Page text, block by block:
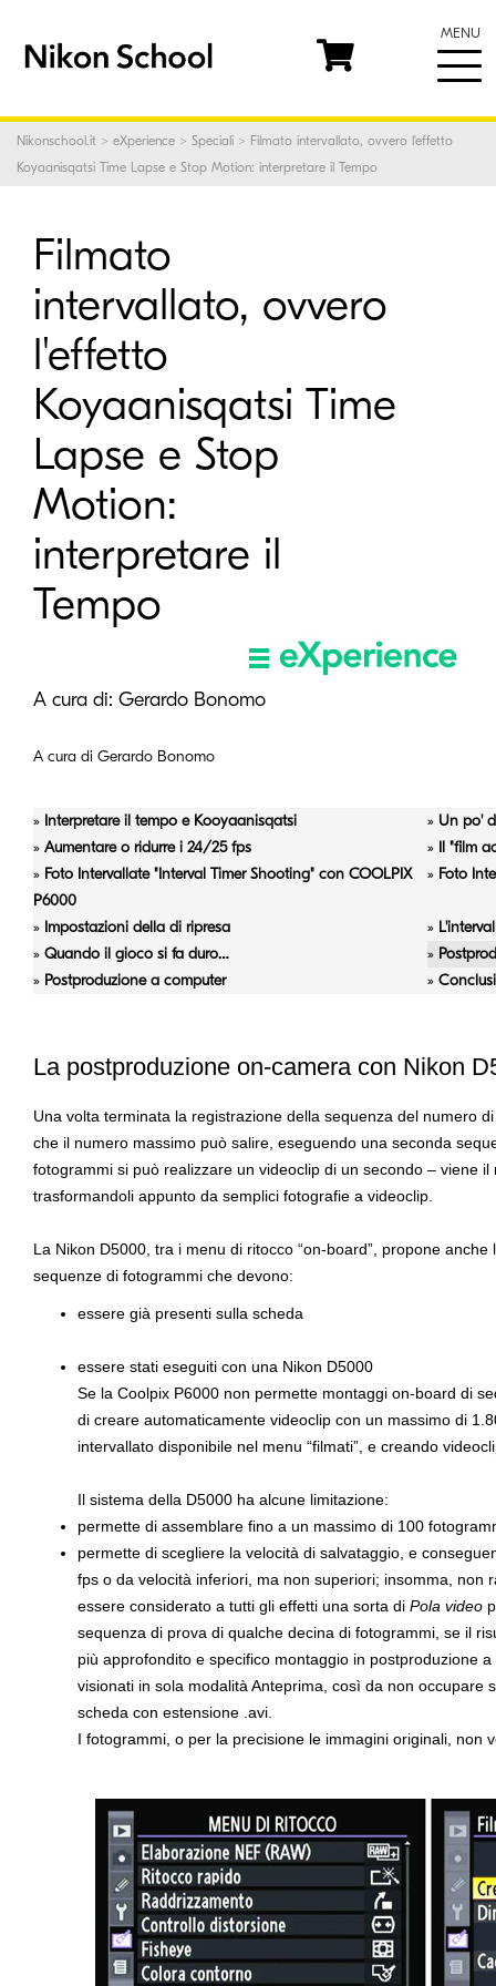
MENU
Nikonschool.it > eXperience > Speciali > Filmato intervallato, ovvero l'effetto
Koyaanisqatsi Time Lapse e Stop Motion: interpretare il Tempo
Filmato
intervallato, ovvero
l'effetto
Koyaanisqatsi Time
Lapse e Stop
Motion:
interpretare il
Tempo
A cura di: Gerardo Bonomo
A cura di Gerardo Bonomo
» Interpretare il tempo e Kooyaanisqatsi » Un po'
» Aumentare o ridurre i 24/25 fps » Il "film
» Foto Intervallate "Interval Timer Shooting" con COOLPIX
P6000
» Foto
» Impostazioni della di ripresa »
» Quando il gioco si fa duro… »
» Postproduzione a computer »
La postproduzione on-camera con Nikon
Una volta terminata la registrazione della sequenza del numero
che il numero massimo può salire, eseguendo una seconda
fotogrammi si può realizzare un videoclip di un secondo – viene
trasformandoli appunto da semplici fotografie a videoclip.
La Nikon D5000, tra i menu di ritocco “on-board”, propone anche
sequenze di fotogrammi che devono:
essere già presenti sulla scheda
essere stati eseguiti con una Nikon D5000
Se la Coolpix P6000 non permette montaggi on-board di
di creare automaticamente videoclip con un massimo di
intervallato disponibile nel menu “filmati”, e creando
Il sistema della D5000 ha alcune limitazione:
permette di assemblare fino a un massimo di 100
permette di scegliere la velocità di salvataggio, e
fps o da velocità inferiori, ma non superiori; insomma, non
essere considerato a tutti gli effetti una sorta di Pola video
sequenza di prova di qualche decina di fotogrammi, se il
più approfondito e specifico montaggio in postproduzione
visionati in sola modalità Anteprima, così da non occupare
scheda con estensione .avi.
I fotogrammi, o per la precisione le immagini originali, non